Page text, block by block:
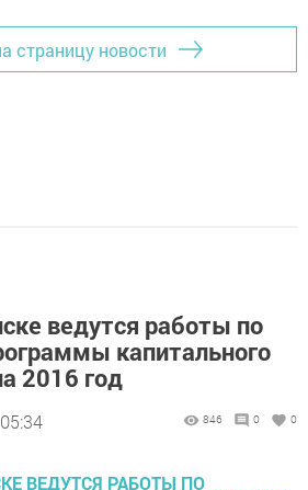
страницу новости
ведутся работы по
капитального
2016 год
846 0 0